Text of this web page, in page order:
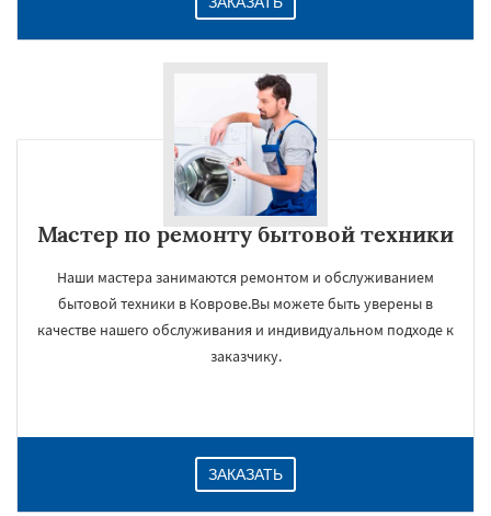
Мастер по ремонту бытовой техники
Наши мастера занимаются ремонтом и обслуживанием
бытовой техники в Коврове.Вы можете быть уверены в
качестве нашего обслуживания и индивидуальном подходе к
заказчику.
ЗАКАЗАТЬ